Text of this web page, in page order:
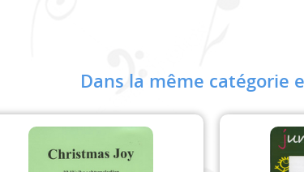
Dans la même catégorie